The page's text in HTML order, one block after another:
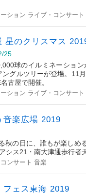
ション ライブ・コンサート
星のクリスマス
25
球のイルミネーショ
ングルツリーが登場。11
古屋で開催。
ション ライブ・コンサート
音楽広場 2019
秋の日に、誰もが楽しめ
シス21・南大津通歩行者
ンサート 音楽
フェス東海 2019